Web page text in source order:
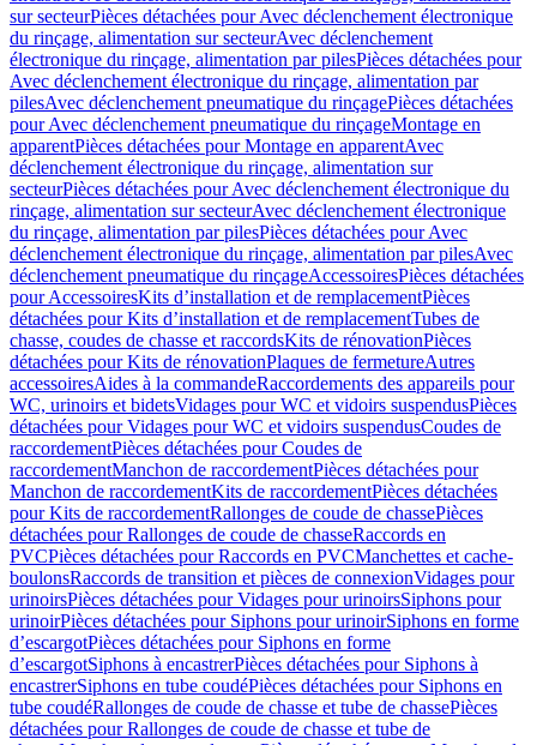
sur secteurPièces détachées pour Avec déclenchement électronique
du rinçage, alimentation sur secteurAvec déclenchement
électronique du rinçage, alimentation par pilesPièces détachées pour
Avec déclenchement électronique du rinçage, alimentation par
pilesAvec déclenchement pneumatique du rinçagePièces détachées
pour Avec déclenchement pneumatique du rinçageMontage en
apparentPièces détachées pour Montage en apparentAvec
déclenchement électronique du rinçage, alimentation sur
secteurPièces détachées pour Avec déclenchement électronique du
rinçage, alimentation sur secteurAvec déclenchement électronique
du rinçage, alimentation par pilesPièces détachées pour Avec
déclenchement électronique du rinçage, alimentation par pilesAvec
déclenchement pneumatique du rinçageAccessoiresPièces détachées
pour AccessoiresKits d’installation et de remplacementPièces
détachées pour Kits d’installation et de remplacementTubes de
chasse, coudes de chasse et raccordsKits de rénovationPièces
détachées pour Kits de rénovationPlaques de fermetureAutres
accessoiresAides à la commandeRaccordements des appareils pour
WC, urinoirs et bidetsVidages pour WC et vidoirs suspendusPièces
détachées pour Vidages pour WC et vidoirs suspendusCoudes de
raccordementPièces détachées pour Coudes de
raccordementManchon de raccordementPièces détachées pour
Manchon de raccordementKits de raccordementPièces détachées
pour Kits de raccordementRallonges de coude de chassePièces
détachées pour Rallonges de coude de chasseRaccords en
PVCPièces détachées pour Raccords en PVCManchettes et cache-
boulonsRaccords de transition et pièces de connexionVidages pour
urinoirsPièces détachées pour Vidages pour urinoirsSiphons pour
urinoirPièces détachées pour Siphons pour urinoirSiphons en forme
d’escargotPièces détachées pour Siphons en forme
d’escargotSiphons à encastrerPièces détachées pour Siphons à
encastrerSiphons en tube coudéPièces détachées pour Siphons en
tube coudéRallonges de coude de chasse et tube de chassePièces
détachées pour Rallonges de coude de chasse et tube de